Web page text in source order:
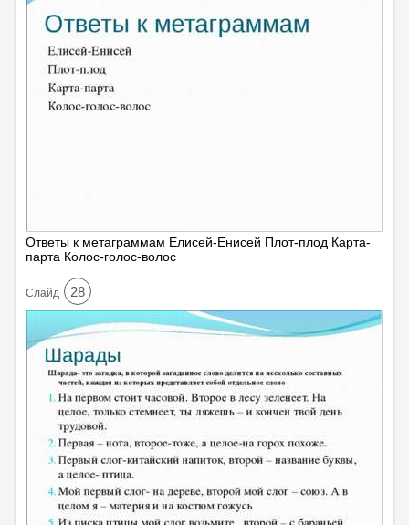
Ответы к метаграммам Елисей-Енисей Плот-плод Карта-
парта Колос-голос-волос
Cлайд 28